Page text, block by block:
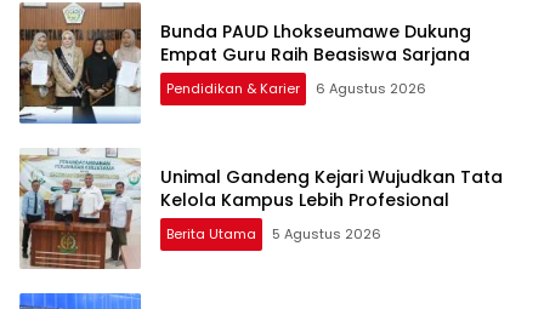
Bunda PAUD Lhokseumawe Dukung
Empat Guru Raih Beasiswa Sarjana
Pendidikan & Karier 6 Agustus 2026
Unimal Gandeng Kejari Wujudkan Tata
Kelola Kampus Lebih Profesional
Berita Utama 5 Agustus 2026